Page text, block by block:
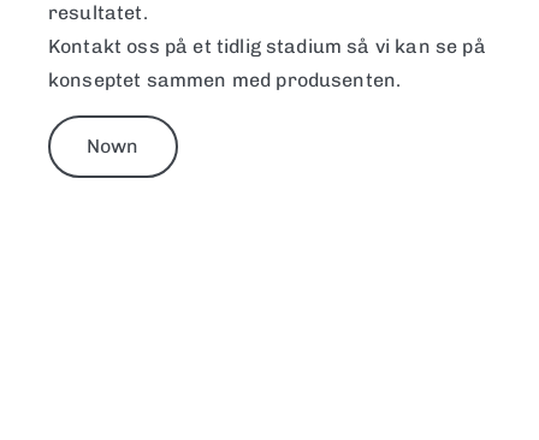
resultatet.
Kontakt oss på et tidlig stadium så vi kan se på
konseptet sammen med produsenten.
Nown